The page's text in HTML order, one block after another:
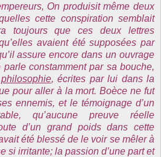
On produisit même deux
cette conspiration semblait
toujours que ces deux lettres
avaient été supposées par
assure encore dans un ouvrage
constamment par sa bouche,
, écrites par lui dans la
pour aller à la mort. Boèce ne fut
ennemis, et le témoignage d’un
qu’aucune preuve réelle
d’un grand poids dans cette
été blessé de le voir se mêler à
si irritante; la passion d’une part et